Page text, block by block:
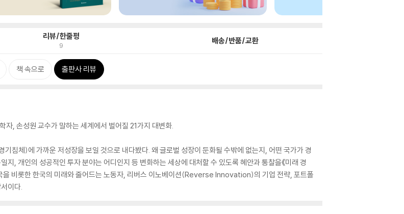
리뷰/한줄평
9 배송/반품/교환
책 속으로 출판사 리뷰
자, 손성원 교수가 말하는 세계에서 벌어질 21가지 대변화.
체)에 가까운 저성장을 보일 것으로 내다봤다. 왜 글로벌 성장이 둔화될 수밖에 없는지, 어떤 국가가 경
, 개인의 성공적인 투자 분야는 어디인지 등 변화하는 세상에 대처할 수 있도록 혜안과 통찰을《미래 경
을 비롯한 한국의 미래와 줄어드는 노동자, 리버스 이노베이션(Reverse Innovation)의 기업 전략, 포트폴
이다.